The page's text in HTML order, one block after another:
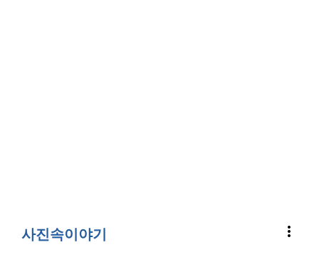
사진속이야기 more_vert